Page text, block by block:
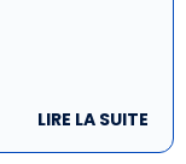
LIRE LA SUITE